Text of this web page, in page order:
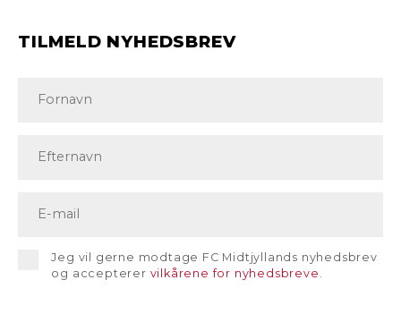
TILMELD NYHEDSBREV
Jeg vil gerne modtage FC Midtjyllands nyhedsbrev
og accepterer vilkårene for nyhedsbreve .